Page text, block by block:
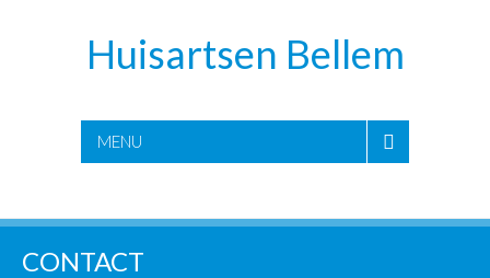
Huisartsen Bellem
MENU
CONTACT